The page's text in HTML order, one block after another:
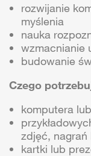
rozwijanie
myślenia
nauka
wzmacnianie
budowanie
Czego
komputera
zdjęć, nagrań
kartki lub